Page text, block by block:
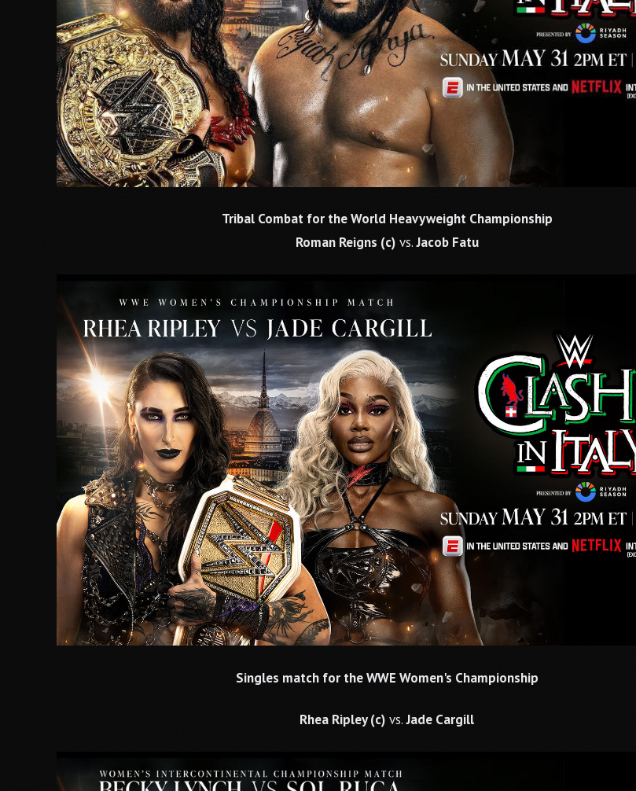
Tribal Combat for the World Heavyweight Championship
Roman Reigns (c)vs.Jacob Fatu
Singles match for the WWE Women's Championship
Rhea Ripley (c) vs.Jade Cargill